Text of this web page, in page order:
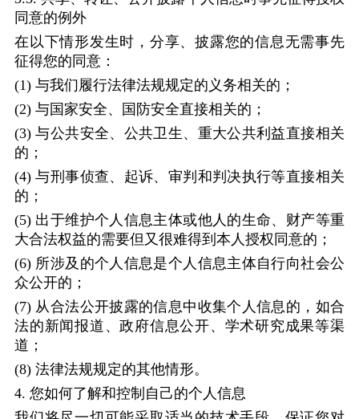
同意的例外
在以下情形发生时，分享、披露您的信息无需事先
征得您的同意：
(1) 与我们履行法律法规规定的义务相关的；
(2) 与国家安全、国防安全直接相关的；
(3)与公共安全、公共卫生、重大公共利益直接相关
的；
(4)与刑事侦查、起诉、审判和判决执行等直接相关
的；
(5) 出于维护个人信息主体或他人的生命、财产等重
大合法权益的需要但又很难得到本人授权同意的；
(6) 所涉及的个人信息是个人信息主体自行向社会公
众公开的；
(7) 从合法公开披露的信息中收集个人信息的，如合
法的新闻报道、政府信息公开、学术研究成果等渠
道；
(8) 法律法规规定的其他情形。
4. 您如何了解和控制自己的个人信息